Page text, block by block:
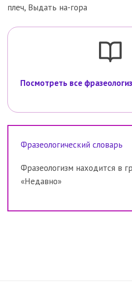
плеч, Выдать на-гора
Посмотреть все
Фразеологический словарь
Фразеологизм находится в
«Недавно»